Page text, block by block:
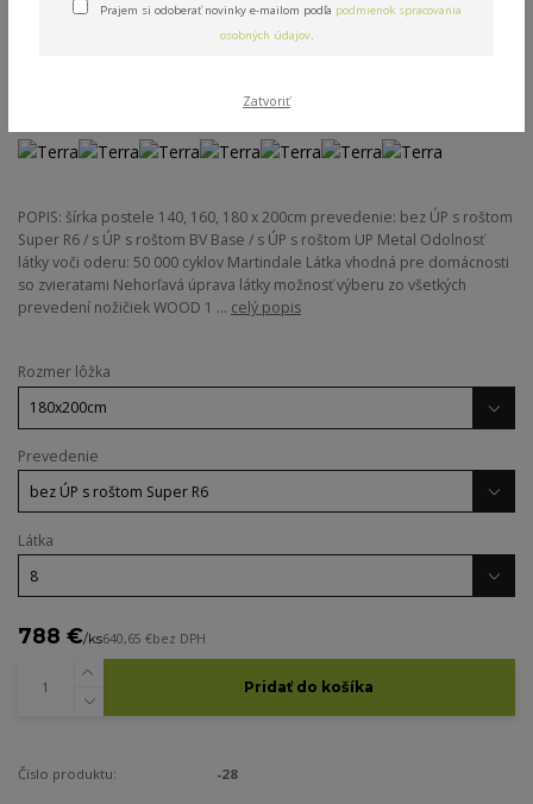
Novinka Akcia
POPIS: šírka postele 140, 160, 180 x 200cm prevedenie: bez ÚP s roštom
Super R6 / s ÚP s roštom BV Base / s ÚP s roštom UP Metal Odolnosť
látky voči oderu: 50 000 cyklov Martindale Látka vhodná pre domácnosti
so zvieratami Nehorľavá úprava látky možnosť výberu zo všetkých
prevedení nožičiek WOOD 1 ... celý popis
Rozmer lôžka
Prevedenie
Látka
788 €/ks640,65 €bez DPH
Pridať do košíka
Číslo produktu: -28
Prajem si odoberať novinky e-mailom podľa podmienok spracovania
osobných údajov.
Zatvoriť